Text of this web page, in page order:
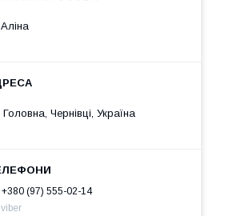
Аліна
Головна, Чернівці, Україна
+380 (97) 555-02-14
viber